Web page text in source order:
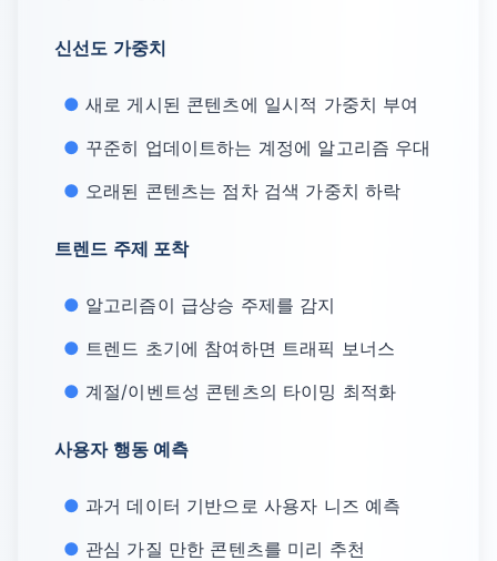
신선도 가중치
새로 게시된 콘텐츠에 일시적 가중치 부여
꾸준히 업데이트하는 계정에 알고리즘 우대
오래된 콘텐츠는 점차 검색 가중치 하락
트렌드 주제 포착
알고리즘이 급상승 주제를 감지
트렌드 초기에 참여하면 트래픽 보너스
계절/이벤트성 콘텐츠의 타이밍 최적화
사용자 행동 예측
과거 데이터 기반으로 사용자 니즈 예측
관심 가질 만한 콘텐츠를 미리 추천